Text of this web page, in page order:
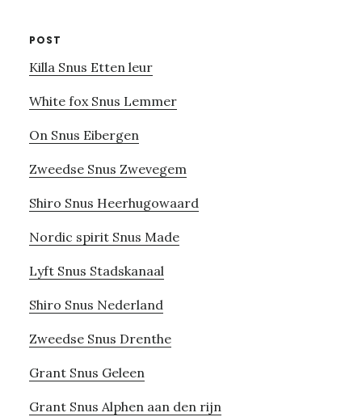
POST
Killa Snus Etten leur
White fox Snus Lemmer
On Snus Eibergen
Zweedse Snus Zwevegem
Shiro Snus Heerhugowaard
Nordic spirit Snus Made
Lyft Snus Stadskanaal
Shiro Snus Nederland
Zweedse Snus Drenthe
Grant Snus Geleen
Grant Snus Alphen aan den rijn